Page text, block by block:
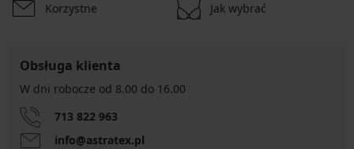
Korzystne Jak wybrać
Obsługa klienta
W dni robocze od 8.00 do 16.00
713 822 963
info@astratex.pl